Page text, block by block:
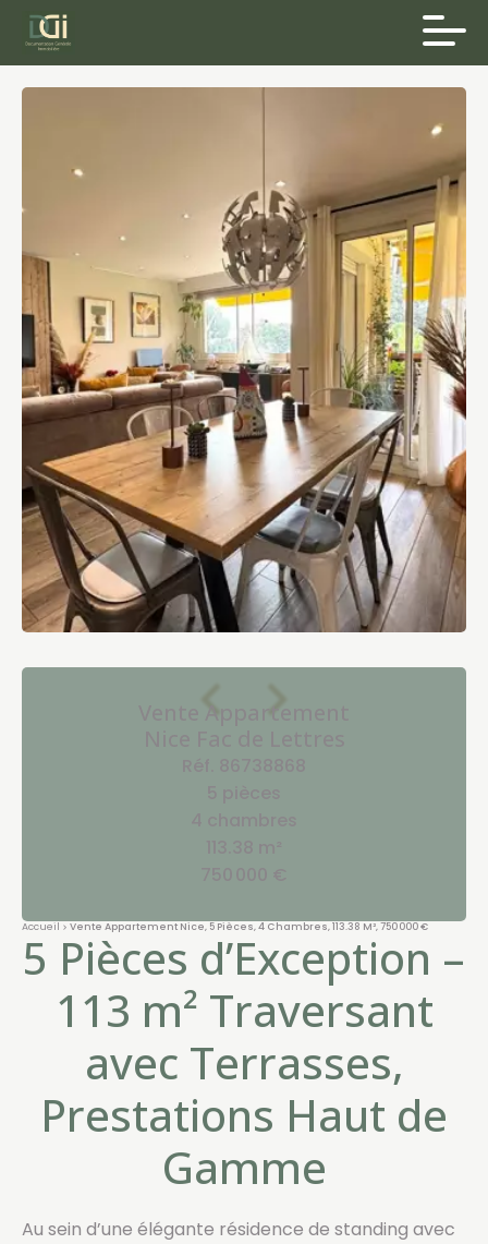
Vente Appartement
Nice Fac de Lettres
Réf. 86738868
5 pièces
4 chambres
113.38 m²
750 000 €
Accueil Vente Appartement Nice, 5 Pièces, 4 Chambres, 113.38 M², 750 000 €
5 Pièces d’Exception –
113 m² Traversant
avec Terrasses,
Prestations Haut de
Gamme
Au sein d’une élégante résidence de standing avec